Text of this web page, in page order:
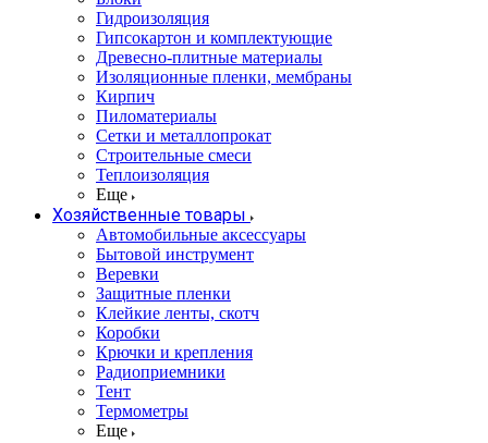
Гидроизоляция
Гипсокартон и комплектующие
Древесно-плитные материалы
Изоляционные пленки, мембраны
Кирпич
Пиломатериалы
Сетки и металлопрокат
Строительные смеси
Теплоизоляция
Еще
Хозяйственные товары
Автомобильные аксессуары
Бытовой инструмент
Веревки
Защитные пленки
Клейкие ленты, скотч
Коробки
Крючки и крепления
Радиоприемники
Тент
Термометры
Еще